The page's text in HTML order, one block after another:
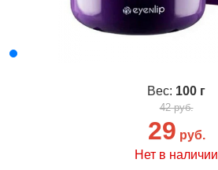
Вес: 100 г
42 руб.
29 руб.
Нет в наличии